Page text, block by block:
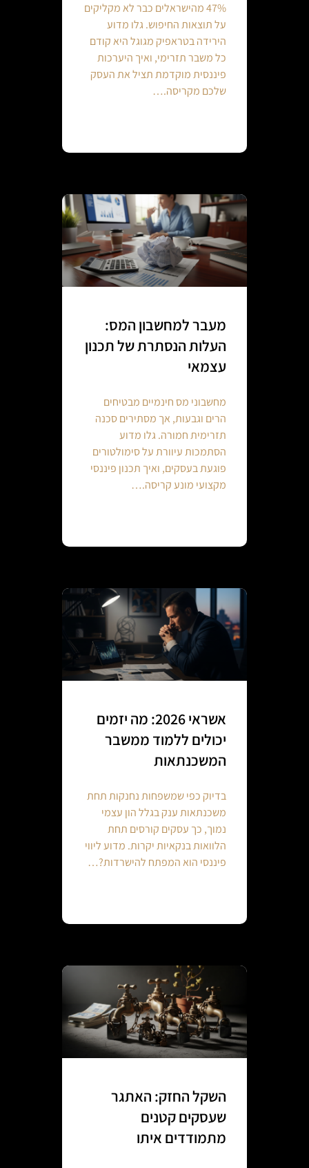
47% מהישראלים כבר לא מקליקים
על תוצאות החיפוש. גלו מדוע
הירידה בטראפיק מגוגל היא קודם
כל משבר תזרימי, ואיך היערכות
פיננסית מוקדמת תציל את העסק
שלכם מקריסה.…
מעבר למחשבון המס:
העלות הנסתרת של תכנון
עצמאי
מחשבוני מס חינמיים מבטיחים
הרים וגבעות, אך מסתירים סכנה
תזרימית חמורה. גלו מדוע
הסתמכות עיוורת על סימולטורים
פוגעת בעסקים, ואיך תכנון פיננסי
מקצועי מונע קריסה.…
אשראי 2026: מה יזמים
יכולים ללמוד ממשבר
המשכנתאות
בדיוק כפי שמשפחות נחנקות תחת
משכנתאות ענק בגלל הון עצמי
נמוך, כך עסקים קורסים תחת
הלוואות בנקאיות יקרות. מדוע ליווי
פיננסי הוא המפתח להישרדות?…
השקל החזק: האתגר
שעסקים קטנים
מתמודדים איתו